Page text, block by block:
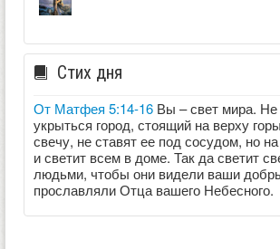
Стих дня
От Матфея 5:14-16 Вы – свет мира.
укрыться город, стоящий на верху
свечу, не ставят ее под сосудом, но
и светит всем в доме. Так да светит
людьми, чтобы они видели ваши
прославляли Отца вашего Небесного.